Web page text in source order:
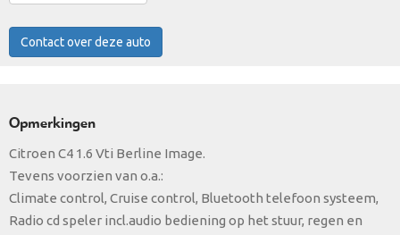
Contact over deze auto
Opmerkingen
Citroen C4 1.6 Vti Berline Image.
Tevens voorzien van o.a.:
Climate control, Cruise control, Bluetooth telefoon systeem,
Radio cd speler incl.audio bediening op het stuur, regen en